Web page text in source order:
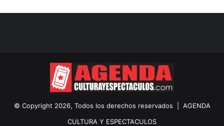
© Copyright 2026, Todos los derechos reservados | AGENDA
CULTURA Y ESPECTACULOS